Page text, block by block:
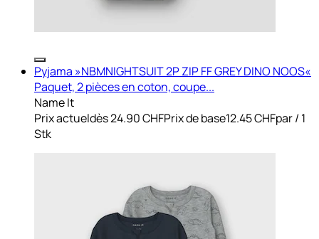
Pyjama »NBMNIGHTSUIT 2P ZIP FF GREY DINO NOOS«
Paquet, 2 pièces en coton, coupe...
Name It
Prix actueldès24.90 CHFPrix de base12.45 CHFpar/ 1
Stk